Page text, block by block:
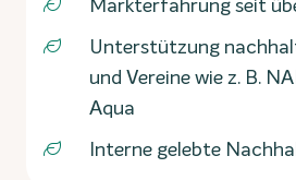
Markterfahrung seit
Unterstützung
und Vereine wie z. B.
Aqua
Interne gelebte